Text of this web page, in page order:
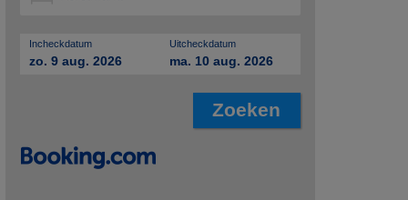
Incheckdatum
zo. 9 aug. 2026
Uitcheckdatum
ma. 10 aug. 2026